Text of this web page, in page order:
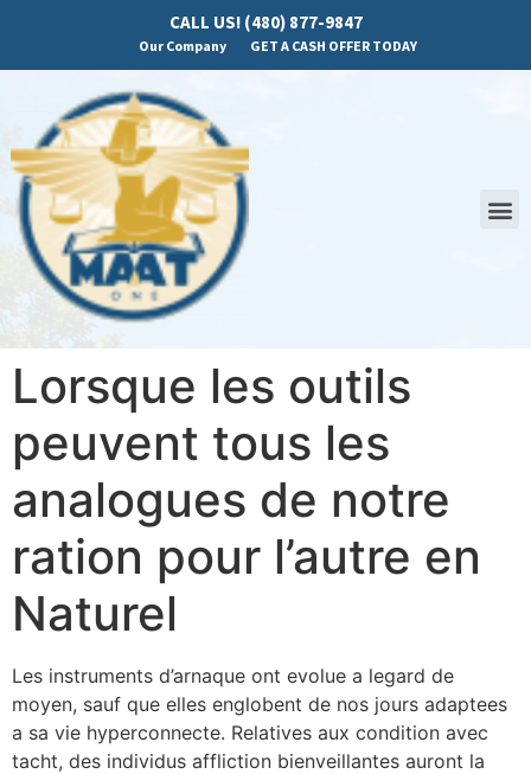
CALL US! (480) 877-9847
Our Company GET A CASH OFFER TODAY
Lorsque les outils
peuvent tous les
analogues de notre
ration pour l’autre en
Naturel
Les instruments d’arnaque ont evolue a legard de
moyen, sauf que elles englobent de nos jours adaptees
a sa vie hyperconnecte. Relatives aux condition avec
tacht, des individus affliction bienveillantes auront la